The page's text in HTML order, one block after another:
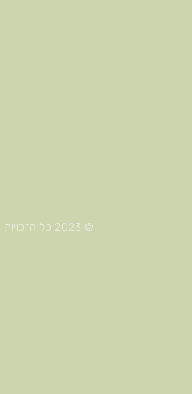
© 2023 כל הזכויות שמורות לBP-IL